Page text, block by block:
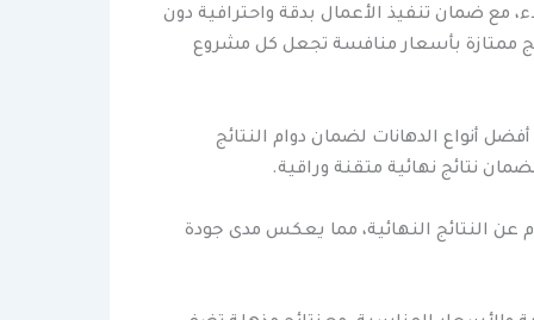
مع ضمان تنفيذ الأعمال بدقة واحترافية دون
ممتازة بأسعار منافسة تجعل كل مشروع
أنواع الدهانات لضمان دوام النتائج
نتائج نهائية متقنة وراقية.
عن النتائج النهائية، مما يعكس مدى جودة